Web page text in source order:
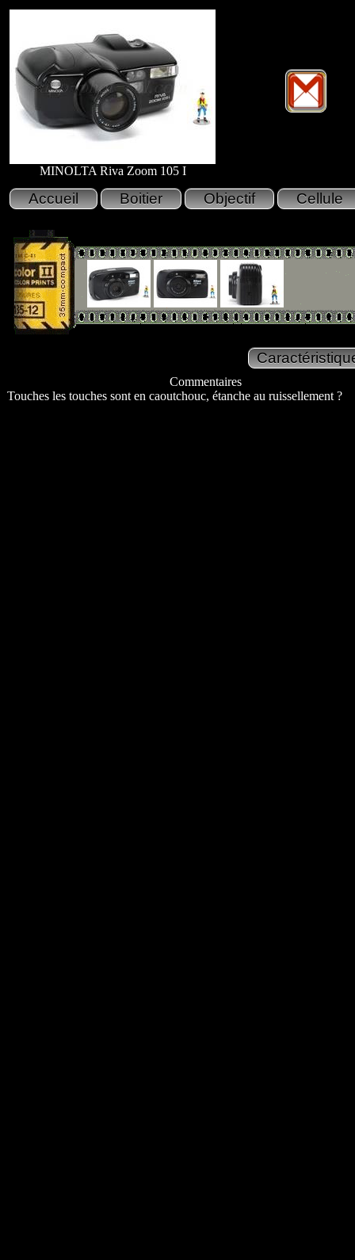
MINOLTA Riva Zoom 105 I
Commentaires
Touches les touches sont en caoutchouc, étanche au ruissellement ?